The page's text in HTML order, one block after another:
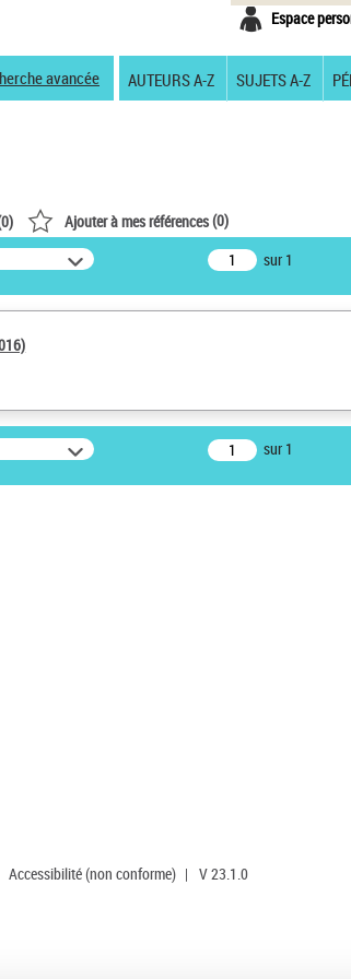
Espace
avancée AUTEURS A-Z SUJETS A-Z
0) Ajouter à mes références(0)
sur 1
sur 1
Accessibilité (non conforme) | V 23.1.0